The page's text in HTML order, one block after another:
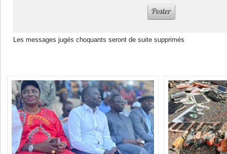
Les messages jugés choquants seront de suite supprimés